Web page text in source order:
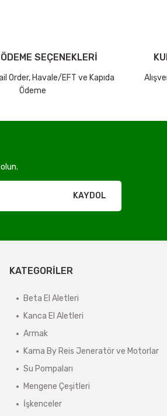
15.430,24 TL
%38
Beta
20.376,72 TL
12.533,72 TL
SEÇENEKLERİ
Order, Havale/EFT ve Kapıda
Ödeme
KAYDOL
KATEGORİLER
Beta El Aletleri
Kanca El Aletleri
Armak
Kama By Reis Jeneratör ve Motorlar
Su Pompaları
Mengene Çeşitleri
İşkenceler